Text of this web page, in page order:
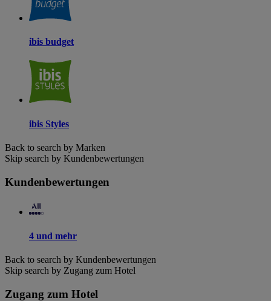
ibis budget
ibis Styles
Back to search by Marken
Skip search by Kundenbewertungen
Kundenbewertungen
4 und mehr
Back to search by Kundenbewertungen
Skip search by Zugang zum Hotel
Zugang zum Hotel